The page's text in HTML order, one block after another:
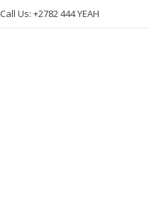
Call Us: +2782 444 YEAH